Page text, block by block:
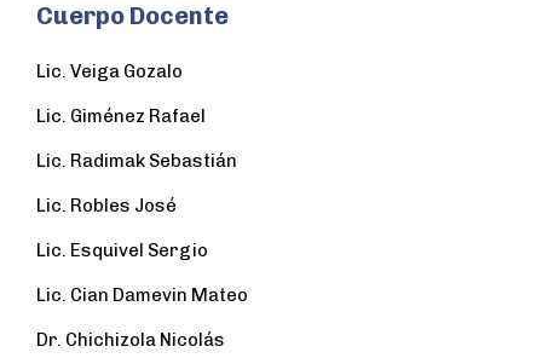
Cuerpo Docente
Lic. Veiga Gozalo
Lic. Giménez Rafael
Lic. Radimak Sebastián
Lic. Robles José
Lic. Esquivel Sergio
Lic. Cian Damevin Mateo
Dr. Chichizola Nicolás